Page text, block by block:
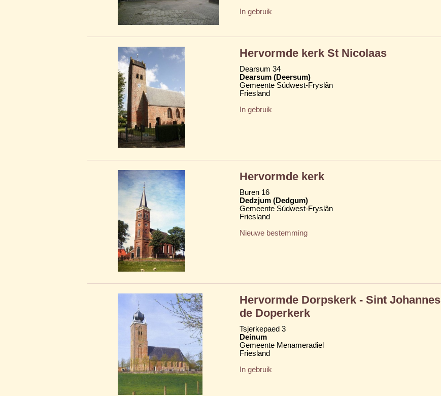
In gebruik
Hervormde kerk St Nicolaas
Dearsum 34
Dearsum (Deersum)
Gemeente Súdwest-Fryslân
Friesland
In gebruik
Hervormde kerk
Buren 16
Dedzjum (Dedgum)
Gemeente Súdwest-Fryslân
Friesland
Nieuwe bestemming
Hervormde Dorpskerk - Sint Johannes
de Doperkerk
Tsjerkepaed 3
Deinum
Gemeente Menameradiel
Friesland
In gebruik